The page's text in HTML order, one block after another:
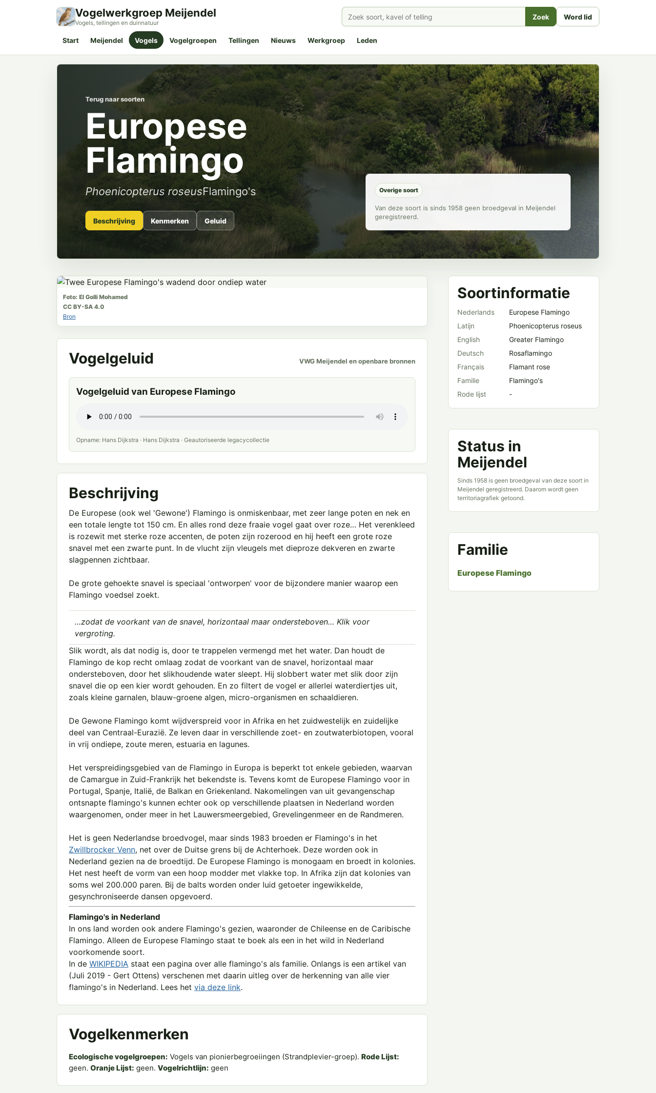
Vogelwerkgroep Meijendel
Vogels, tellingen en duinnatuur
Zoek Word lid
Start Meijendel Vogels Vogelgroepen Tellingen Nieuws Werkgroep Leden
Terug naar soorten
Europese
Flamingo
Phoenicopterus roseusFlamingo's
Beschrijving Kenmerken Geluid
Overige soort
Van deze soort is sinds 1958 geen broedgeval in Meijendel
geregistreerd.
Foto: El Golli Mohamed
CC BY-SA 4.0
Bron
Vogelgeluid VWG Meijendel en openbare bronnen
Vogelgeluid van Europese Flamingo
Opname: Hans Dijkstra · Hans Dijkstra · Geautoriseerde legacycollectie
Beschrijving
De Europese (ook wel 'Gewone') Flamingo is onmiskenbaar, met zeer lange poten en nek en
een totale lengte tot 150 cm. En alles rond deze fraaie vogel gaat over roze… Het verenkleed
is rozewit met sterke roze accenten, de poten zijn rozerood en hij heeft een grote roze
snavel met een zwarte punt. In de vlucht zijn vleugels met dieproze dekveren en zwarte
slagpennen zichtbaar.
De grote gehoekte snavel is speciaal 'ontworpen' voor de bijzondere manier waarop een
Flamingo voedsel zoekt.
…zodat de voorkant van de snavel, horizontaal maar ondersteboven… Klik voor
vergroting.
Slik wordt, als dat nodig is, door te trappelen vermengd met het water. Dan houdt de
Flamingo de kop recht omlaag zodat de voorkant van de snavel, horizontaal maar
ondersteboven, door het slikhoudende water sleept. Hij slobbert water met slik door zijn
snavel die op een kier wordt gehouden. En zo filtert de vogel er allerlei waterdiertjes uit,
zoals kleine garnalen, blauw-groene algen, micro-organismen en schaaldieren.
De Gewone Flamingo komt wijdverspreid voor in Afrika en het zuidwestelijk en zuidelijke
deel van Centraal-Eurazië. Ze leven daar in verschillende zoet- en zoutwaterbiotopen, vooral
in vrij ondiepe, zoute meren, estuaria en lagunes.
Het verspreidingsgebied van de Flamingo in Europa is beperkt tot enkele gebieden, waarvan
de Camargue in Zuid-Frankrijk het bekendste is. Tevens komt de Europese Flamingo voor in
Portugal, Spanje, Italië, de Balkan en Griekenland. Nakomelingen van uit gevangenschap
ontsnapte flamingo's kunnen echter ook op verschillende plaatsen in Nederland worden
waargenomen, onder meer in het Lauwersmeergebied, Grevelingenmeer en de Randmeren.
Het is geen Nederlandse broedvogel, maar sinds 1983 broeden er Flamingo's in het
Zwillbrocker Venn, net over de Duitse grens bij de Achterhoek. Deze worden ook in
Nederland gezien na de broedtijd. De Europese Flamingo is monogaam en broedt in kolonies.
Het nest heeft de vorm van een hoop modder met vlakke top. In Afrika zijn dat kolonies van
soms wel 200.000 paren. Bij de balts worden onder luid getoeter ingewikkelde,
gesynchroniseerde dansen opgevoerd.
Flamingo's in Nederland
In ons land worden ook andere Flamingo's gezien, waaronder de Chileense en de Caribische
Flamingo. Alleen de Europese Flamingo staat te boek als een in het wild in Nederland
voorkomende soort.
In de WIKIPEDIA staat een pagina over alle flamingo's als familie. Onlangs is een artikel van
(Juli 2019 - Gert Ottens) verschenen met daarin uitleg over de herkenning van alle vier
flamingo's in Nederland. Lees het via deze link.
Vogelkenmerken
Ecologische vogelgroepen: Vogels van pionierbegroeiingen (Strandplevier-groep). Rode Lijst:
geen. Oranje Lijst: geen. Vogelrichtlijn: geen
Soortinformatie
Nederlands
Europese Flamingo
Latijn
Phoenicopterus roseus
English
Greater Flamingo
Deutsch
Rosaflamingo
Français
Flamant rose
Familie
Flamingo's
Rode lijst
-
Status in
Meijendel
Sinds 1958 is geen broedgeval van deze soort in
Meijendel geregistreerd. Daarom wordt geen
territoriagrafiek getoond.
Familie
Europese Flamingo